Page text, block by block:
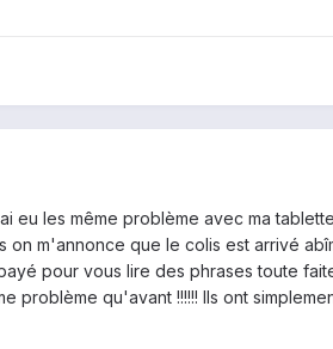
eu les même problème avec ma
m'annonce que le colis est arrivé
pour vous lire des phrases toute
problème qu'avant !!!!!! Ils ont